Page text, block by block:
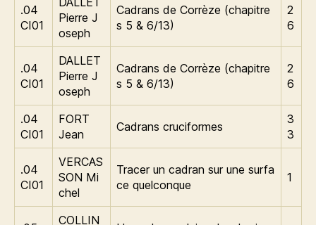
.04
CI01
Pierre J
oseph
Cadrans de Corrèze (chapitre
s 5 & 6/13)
2
6
.04
CI01
DALLET
Pierre J
oseph
Cadrans de Corrèze (chapitre
s 5 & 6/13)
2
6
.04
CI01
FORT
Jean
Cadrans cruciformes
3
3
.04
CI01
VERCAS
SON Mi
chel
Tracer un cadran sur une surfa
ce quelconque
1
COLLIN